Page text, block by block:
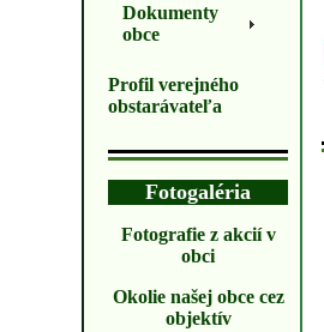
Dokumenty
obce
Profil verejného
obstarávateľa
Fotogaléria
Fotografie z akcií v
obci
Okolie našej obce cez
objektív